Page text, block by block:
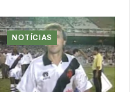
NOTÍCIAS